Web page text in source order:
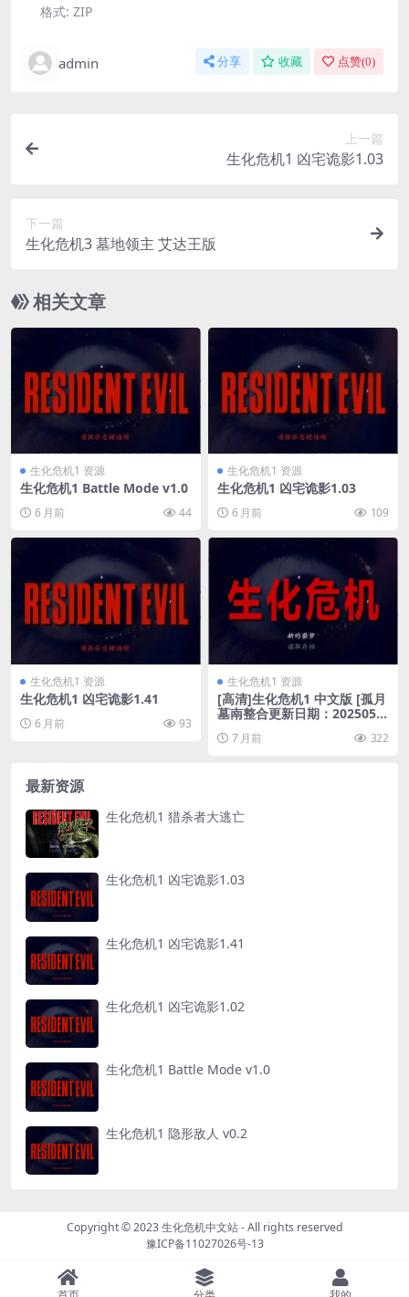
格式: ZIP
admin 分享 收藏 点赞(0)
上一篇
生化危机1 凶宅诡影1.03
下一篇
生化危机3 墓地领主 艾达王版
相关文章
生化危机1 资源
生化危机1 Battle Mode v1.0
6 月前 44
生化危机1 资源
生化危机1 凶宅诡影1.03
6 月前 109
生化危机1 资源
生化危机1 凶宅诡影1.41
6 月前 93
生化危机1 资源
[高清]生化危机1 中文版 [孤月
墓南整合更新日期：2025053
7 月前 322
最新资源
生化危机1 猎杀者大逃亡
生化危机1 凶宅诡影1.03
生化危机1 凶宅诡影1.41
生化危机1 凶宅诡影1.02
生化危机1 Battle Mode v1.0
生化危机1 隐形敌人 v0.2
Copyright © 2023生化危机中文站- All rights reserved
豫ICP备11027026号-13